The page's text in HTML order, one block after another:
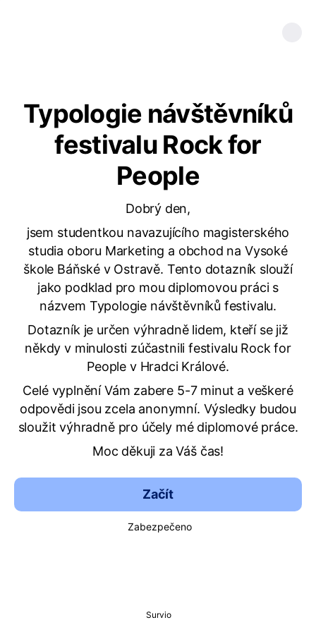
Typologie návštěvníků
festivalu Rock for
People
Dobrý den,
jsem studentkou navazujícího magisterského
studia oboru Marketing a obchod na Vysoké
škole Báňské v Ostravě. Tento dotazník slouží
jako podklad pro mou diplomovou práci s
názvem Typologie návštěvníků festivalu.
Dotazník je určen výhradně lidem, kteří se již
někdy v minulosti zúčastnili festivalu Rock for
People v Hradci Králové.
Celé vyplnění Vám zabere 5-7 minut a veškeré
odpovědi jsou zcela anonymní. Výsledky budou
sloužit výhradně pro účely mé diplomové práce.
Moc děkuji za Váš čas!
Začít
Zabezpečeno
Survio